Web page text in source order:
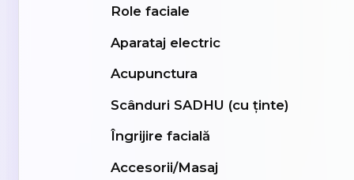
Role faciale
Aparataj electric
Acupunctura
Scânduri SADHU (cu ținte)
Îngrijire facială
Accesorii/Masaj